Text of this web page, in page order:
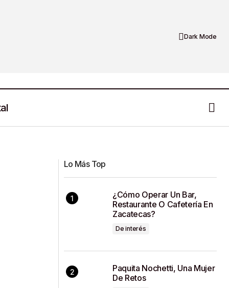
Dark Mode
Lo Más Top
¿Cómo Operar Un Bar,
Restaurante O Cafetería En
Zacatecas?
De interés
Paquita Nochetti, Una Mujer
De Retos